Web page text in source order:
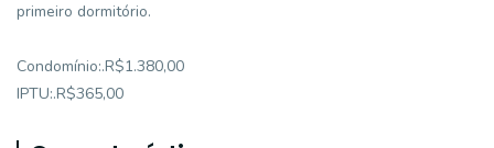
primeiro dormitório.
Condomínio:.R$1.380,00
IPTU:.R$365,00